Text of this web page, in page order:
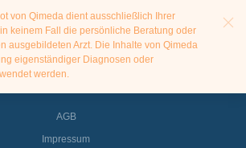
von Qimeda dient ausschließlich Ihrer
keinem Fall die persönliche Beratung oder
ausgebildeten Arzt. Die Inhalte von Qimeda
eigenständiger Diagnosen oder
werden.
AGB
Impressum